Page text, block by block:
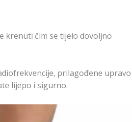
krenuti čim se tijelo dovoljno
prilagođene upravo
lijepo i sigurno.